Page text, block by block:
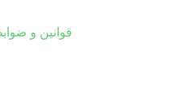
قوانین و